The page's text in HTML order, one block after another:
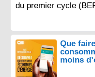
du premier cycle
Que
moins